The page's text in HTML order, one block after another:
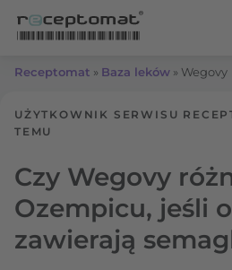
Receptomat » Baza leków » Wegovy
UŻYTKOWNIK SERWISU
TEMU
Czy Wegovy
Ozempicu, jeśli
zawierają